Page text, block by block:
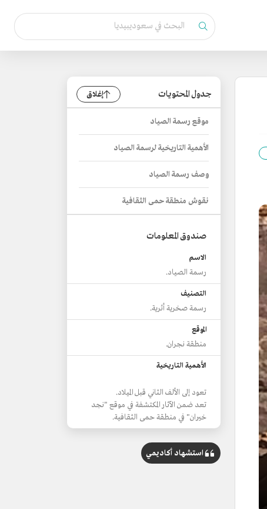
جدول المحتويات إغلاق
موقع رسمة الصياد
الأهمية التاريخية لرسمة الصياد
وصف رسمة الصياد
نقوش منطقة حمى الثقافية
صندوق المعلومات
الاسم
رسمة الصياد.
التصنيف
رسمة صخرية أثرية.
الموقع
منطقة نجران.
الأهمية التاريخية
تعود إلى الألف الثاني قبل الميلاد.
تعد ضمن الآثار المكتشفة في موقع "نجد
خيران" في منطقة حمى الثقافية.
استشهاد أكاديمي